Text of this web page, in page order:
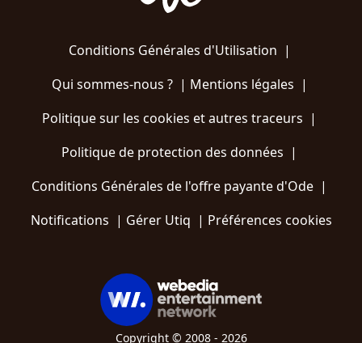
Conditions Générales d'Utilisation |
Qui sommes-nous ?| Mentions légales |
Politique sur les cookies et autres traceurs |
Politique de protection des données |
Conditions Générales de l'offre payante d'Ode |
Notifications | Gérer Utiq | Préférences cookies
Copyright © 2008 - 2026